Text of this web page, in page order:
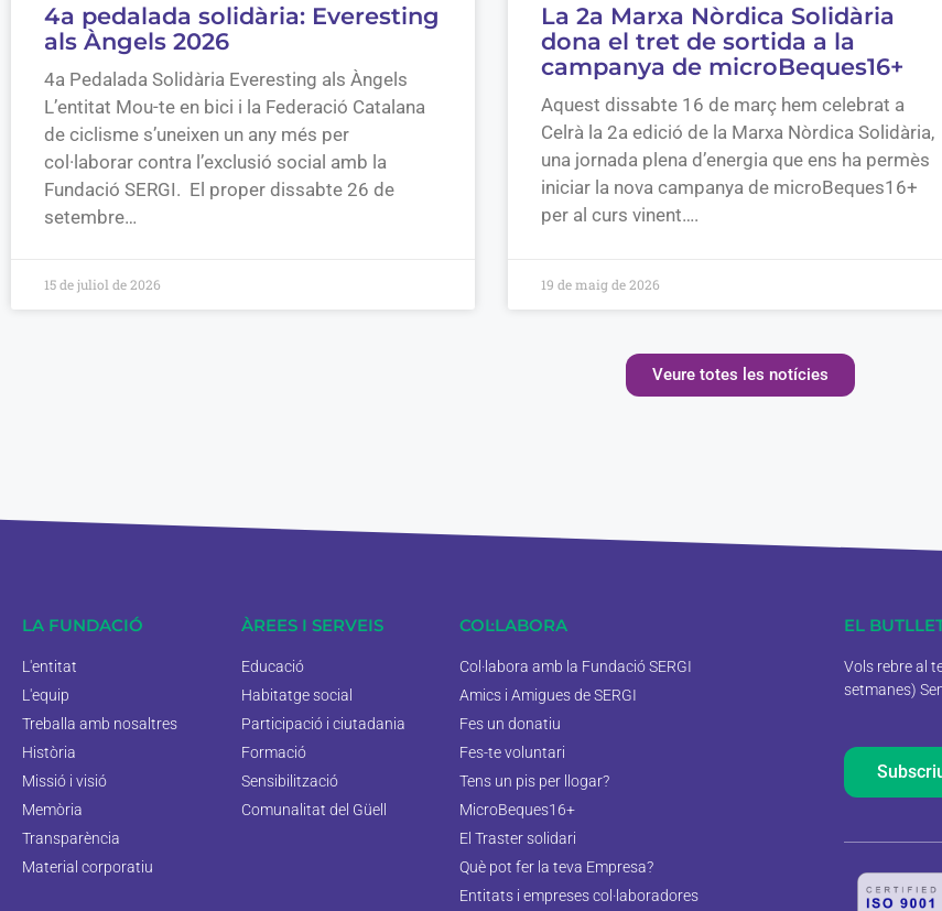
4a pedalada solidària: Everesting
als Àngels 2026
4a Pedalada Solidària Everesting als Àngels
L’entitat Mou-te en bici i la Federació Catalana
de ciclisme s’uneixen un any més per
col·laborar contra l’exclusió social amb la
Fundació SERGI. El proper dissabte 26 de
setembre…
15 de juliol de 2026
La 2a Marxa Nòrdica Solidària
dona el tret de sortida a la
campanya de microBeques16+
Aquest dissabte 16 de març hem celebrat a
Celrà la 2a edició de la Marxa Nòrdica Solidària,
una jornada plena d’energia que ens ha permès
iniciar la nova campanya de microBeques16+
per al curs vinent….
19 de maig de 2026
Veure totes les notícies
LA FUNDACIÓ
L'entitat
L'equip
Treballa amb nosaltres
Història
Missió i visió
Memòria
Transparència
Material corporatiu
ÀREES I SERVEIS
Educació
Habitatge social
Participació i ciutadania
Formació
Sensibilització
Comunalitat del Güell
COL·LABORA
Col·labora amb la Fundació SERGI
Amics i Amigues de SERGI
Fes un donatiu
Fes-te voluntari
Tens un pis per llogar?
MicroBeques16+
El Traster solidari
Què pot fer la teva Empresa?
Entitats i empreses col·laboradores
EL
Vols rebre al
setmanes)